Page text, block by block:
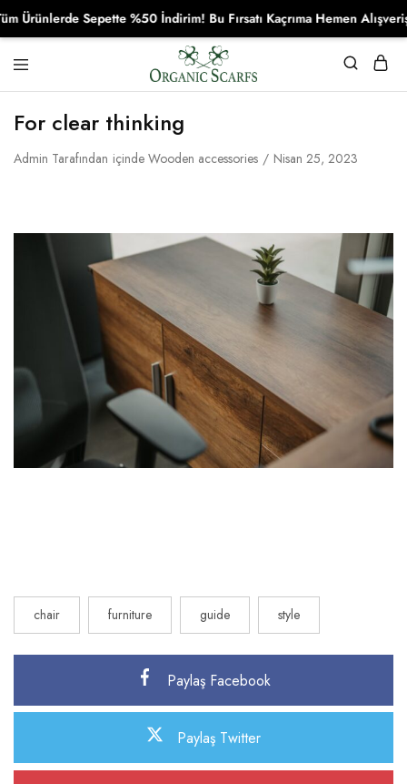
Organikscarf
For clear thinking
Admin Tarafından içinde Wooden accessories Nisan 25, 2023
chair furniture guide style
Paylaş Facebook
Paylaş Twitter
Sepette %50 İndirim! Bu Fırsatı Kaçrıma Hemen Alışverişe